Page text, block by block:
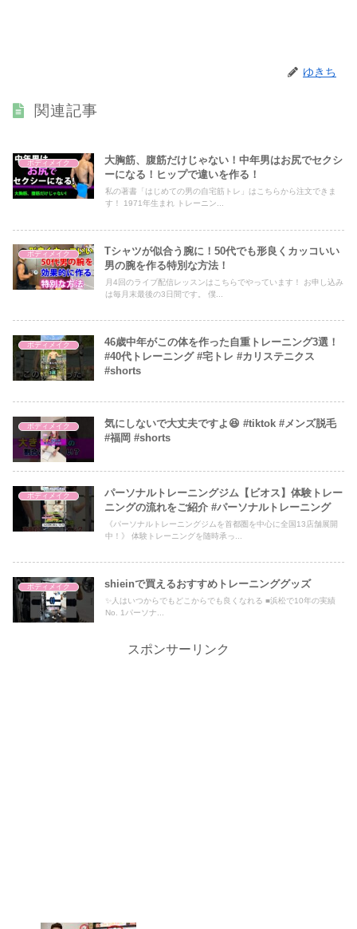
ゆきち
関連記事
ボディメイク
大胸筋、腹筋だけじゃない！中年男はお尻でセクシ
ーになる！ヒップで違いを作る！
私の著書「はじめての男の自宅筋トレ」はこちらから注文できま
す！ 1971年生まれ トレーニン...
ボディメイク
Tシャツが似合う腕に！50代でも形良くカッコいい
男の腕を作る特別な方法！
月4回のライブ配信レッスンはこちらでやっています！ お申し込み
は毎月末最後の3日間です。 僕...
ボディメイク
46歳中年がこの体を作った自重トレーニング3選！
#40代トレーニング #宅トレ #カリステニクス
#shorts
ボディメイク
気にしないで大丈夫ですよ😆 #tiktok #メンズ脱毛
#福岡 #shorts
ボディメイク
パーソナルトレーニングジム【ビオス】体験トレー
ニングの流れをご紹介 #パーソナルトレーニング
《パーソナルトレーニングジムを首都圏を中心に全国13店舗展開
中！》 体験トレーニングを随時承っ...
ボディメイク shieinで買えるおすすめトレーニンググッズ
✨人はいつからでもどこからでも良くなれる ■浜松で10年の実績
No. 1パーソナ...
スポンサーリンク